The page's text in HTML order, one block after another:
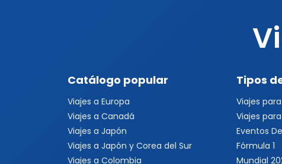
Catálogo popular
Viajes a Europa
Viajes a Canadá
Viajes a Japón
Viajes a Japón y Corea del Sur
Viajes a Colombia
Tipos
Viajes
Viajes
Eventos
Fórmula 1
Mundial